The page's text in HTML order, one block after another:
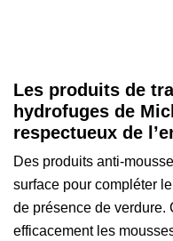
Les produits de
hydrofuges de
respectueux de
Des produits anti-
surface pour compléter
de présence de verdure.
efficacement les